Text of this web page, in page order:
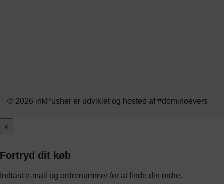
© 2026 inkPusher er udviklet og hosted af #dominoevers
×
Fortryd dit køb
Indtast e-mail og ordrenummer for at finde din ordre.